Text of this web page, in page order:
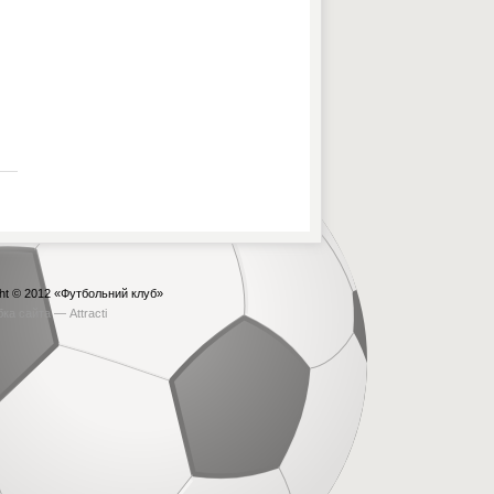
© 2012 «Футбольний клуб»
сайта — Attracti